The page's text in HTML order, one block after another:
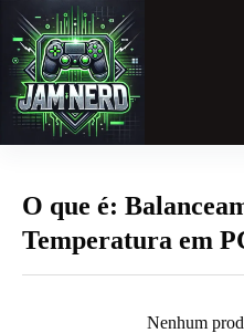
para
conteúdo
O que é:
Temperatura em
Nenhum